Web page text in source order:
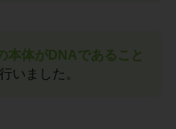
本体がDNAであること
いました。